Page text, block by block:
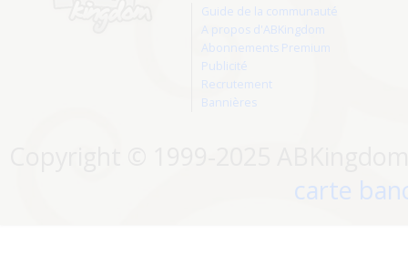
Guide de la communauté
A propos d'ABKingdom
Abonnements Premium
Publicité
Recrutement
Bannières
carte